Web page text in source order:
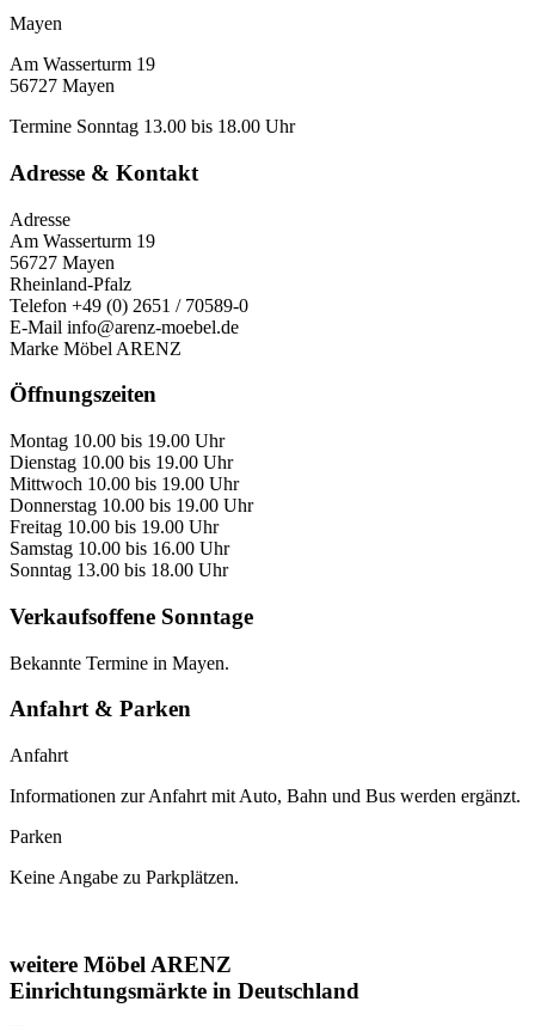
Mayen
Am Wasserturm 19
56727 Mayen
Termine Sonntag 13.00 bis 18.00 Uhr
Adresse & Kontakt
Adresse
Am Wasserturm 19
56727 Mayen
Rheinland-Pfalz
Telefon +49 (0) 2651 / 70589-0
E-Mail info@arenz-moebel.de
Marke Möbel ARENZ
Öffnungszeiten
Montag 10.00 bis 19.00 Uhr
Dienstag 10.00 bis 19.00 Uhr
Mittwoch 10.00 bis 19.00 Uhr
Donnerstag 10.00 bis 19.00 Uhr
Freitag 10.00 bis 19.00 Uhr
Samstag 10.00 bis 16.00 Uhr
Sonntag 13.00 bis 18.00 Uhr
Verkaufsoffene Sonntage
Bekannte Termine in Mayen.
Anfahrt & Parken
Anfahrt
Informationen zur Anfahrt mit Auto, Bahn und Bus werden ergänzt.
Parken
Keine Angabe zu Parkplätzen.
weitere Möbel ARENZ
Einrichtungsmärkte in Deutschland